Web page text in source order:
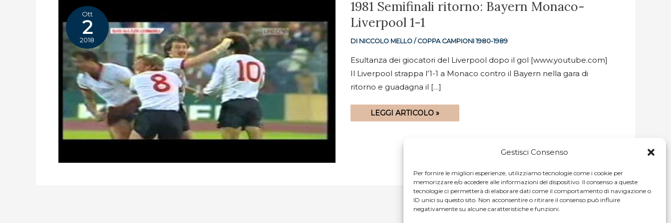
Gestisci Consenso
Per fornire le migliori esperienze, utilizziamo tecnologie come i cookie per
memorizzare e/o accedere alle informazioni del dispositivo. Il consenso a queste
tecnologie ci permetterà di elaborare dati come il comportamento di navigazione o
ID unici su questo sito. Non acconsentire o ritirare il consenso può influire
negativamente su alcune caratteristiche e funzioni.
Ott
2
2018
1981 Semifinali ritorno: Bayern Monaco-
Liverpool 1-1
DI NICCOLO MELLO / COPPA CAMPIONI 1980-1989
Esultanza dei giocatori del Liverpool dopo il gol [www.youtube.com]
Il Liverpool strappa l’1-1 a Monaco contro il Bayern nella gara di
ritorno e guadagna il […]
SEMIFINALI
RITORNO:
BAYERN
MONACO-
LIVERPOOL
1-
LEGGI ARTICOLO »